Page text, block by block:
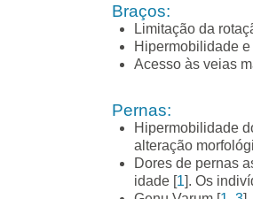
Braços:
Limitação da
Hipermobilidade
Acesso às veias
Pernas:
Hipermobilidade
alteração
Dores de pernas
idade [1]. Os